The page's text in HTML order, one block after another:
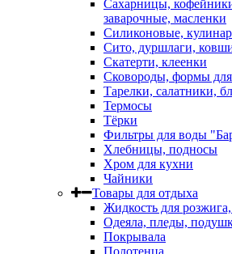
Сахарницы,
заварочные, масленки
Силиконовые,
Сито, дуршлаги,
Скатерти, клеенки
Сковороды, формы для
Тарелки, салатники,
Термосы
Тёрки
Фильтры для воды
Хлебницы, подносы
Хром для кухни
Чайники
Товары для отдыха
Жидкость для
Одеяла, пледы,
Покрывала
Полотенца